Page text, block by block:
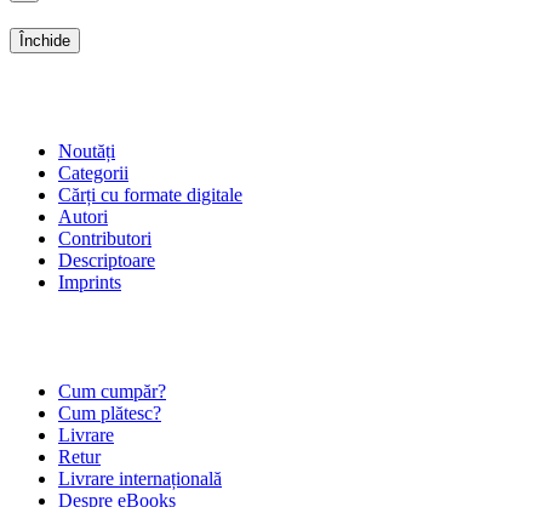
Închide
Noutăți
Categorii
Cărți cu formate digitale
Autori
Contributori
Descriptoare
Imprints
Cum cumpăr?
Cum plătesc?
Livrare
Retur
Livrare internațională
Despre eBooks